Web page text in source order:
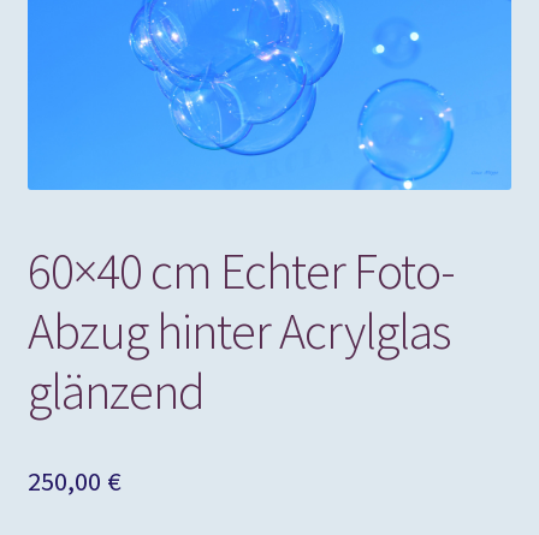
60×40 cm Echter Foto-
Abzug hinter Acrylglas
glänzend
250,00 €